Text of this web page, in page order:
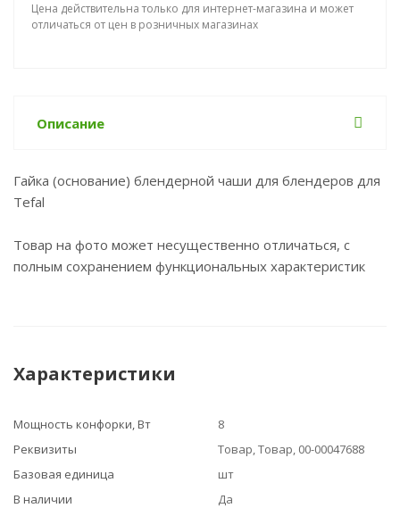
Цена действительна только для интернет-магазина и может
отличаться от цен в розничных магазинах
Описание
Гайка (основание) блендерной чаши для блендеров для
Tefal
Товар на фото может несущественно отличаться, с
полным сохранением функциональных характеристик
Характеристики
Мощность конфорки, Вт
8
Реквизиты
Товар, Товар, 00-00047688
Базовая единица
шт
В наличии
Да